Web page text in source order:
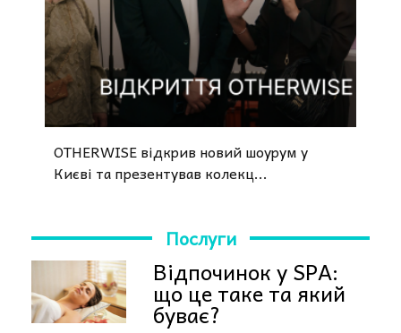
OTHERWISE відкрив новий шоурум у
Києві та презентував колекц...
Послуги
Відпочинок у SPA:
що це таке та який
буває?